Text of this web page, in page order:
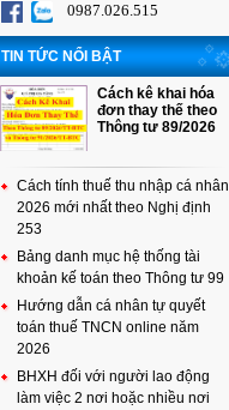
0987.026.515
TIN TỨC NỔI BẬT
Cách kê khai hóa
đơn thay thế theo
Thông tư 89/2026
Cách tính thuế thu nhập cá nhân
2026 mới nhất theo Nghị định
253
Bảng danh mục hệ thống tài
khoản kế toán theo Thông tư 99
Hướng dẫn cá nhân tự quyết
toán thuế TNCN online năm
2026
BHXH đối với người lao động
làm việc 2 nơi hoặc nhiều nơi